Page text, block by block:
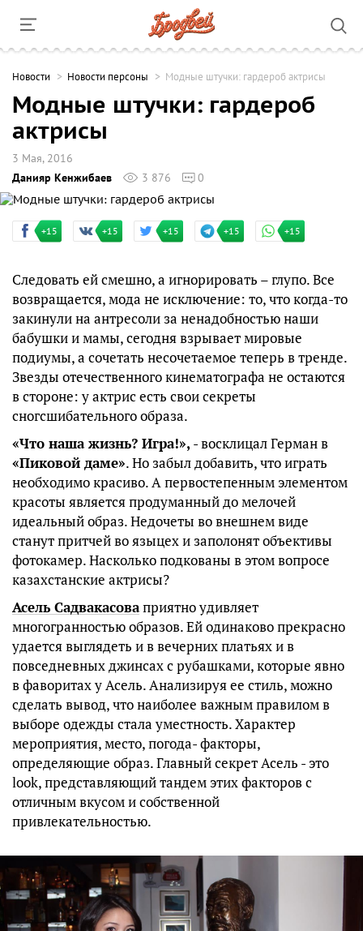
Новости Новости персоны Модные штучки: гардероб актрисы
Модные штучки: гардероб
актрисы
3 Мая, 2016
Данияр Кенжибаев
3 876 0
+15 +15 +15 +15 +15
Следовать ей смешно, а игнорировать – глупо. Все
возвращается, мода не исключение: то, что когда-то
закинули на антресоли за ненадобностью наши
бабушки и мамы, сегодня взрывает мировые
подиумы, а сочетать несочетаемое теперь в тренде.
Звезды отечественного кинематографа не остаются
в стороне: у актрис есть свои секреты
сногсшибательного образа.
«Что наша жизнь? Игра!», - восклицал Герман в
«Пиковой даме». Но забыл добавить, что играть
необходимо красиво. А первостепенным элементом
красоты является продуманный до мелочей
идеальный образ. Недочеты во внешнем виде
станут притчей во языцех и заполонят объективы
фотокамер. Насколько подкованы в этом вопросе
казахстанские актрисы?
Асель Садвакасоваприятно удивляет
многогранностью образов. Ей одинаково прекрасно
удается выглядеть и в вечерних платьях и в
повседневных джинсах с рубашками, которые явно
в фаворитах у Асель. Анализируя ее стиль, можно
сделать вывод, что наиболее важным правилом в
выборе одежды стала уместность. Характер
мероприятия, место, погода- факторы,
определяющие образ. Главный секрет Асель - это
look, представляющий тандем этих факторов с
отличным вкусом и собственной
привлекательностью.